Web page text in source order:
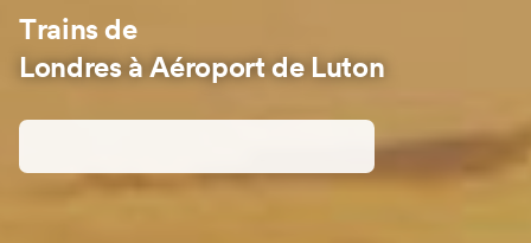
Trains de
Londres à Aéroport de Luton